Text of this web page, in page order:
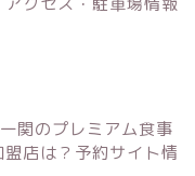
一関のプレミアム食事
店は？予約サイト情